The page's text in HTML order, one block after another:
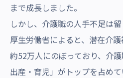
まで成長しました。
しかし、介護職の人手不足は
厚生労働省によると、潜在介
約52万人にのぼっており、介
出産・育児」がトップを占め